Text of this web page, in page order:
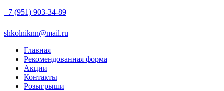
+7 (951) 903-34-89
shkolniknn@mail.ru
Главная
Рекомендованная форма
Акции
Контакты
Розыгрыши